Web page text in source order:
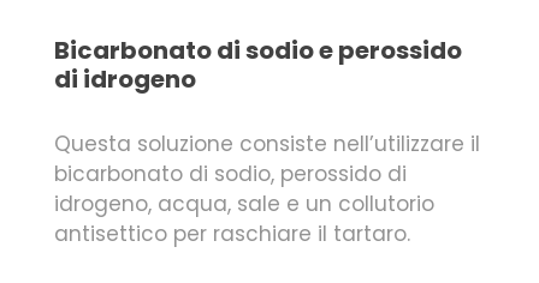
Bicarbonato di sodio e perossido
di idrogeno
Questa soluzione consiste nell’utilizzare il
bicarbonato di sodio, perossido di
idrogeno, acqua, sale e un collutorio
antisettico per raschiare il tartaro.